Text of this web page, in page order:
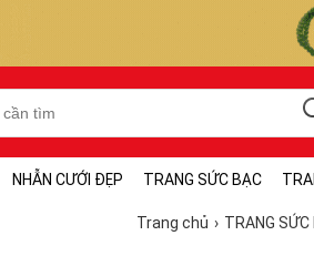
NHẪN CƯỚI ĐẸP TRANG SỨC BẠC
Trang chủ TRANG SỨC